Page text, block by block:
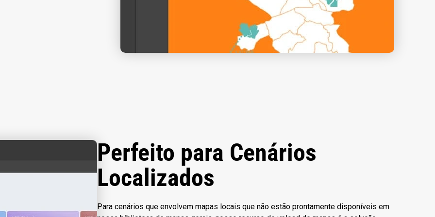
Perfeito para Cenários
Localizados
Para cenários que envolvem mapas locais que não estão prontamente disponíveis em